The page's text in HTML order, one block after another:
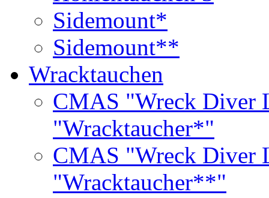
Sidemount*
Sidemount**
Wracktauchen
CMAS "Wreck Diver
"Wracktaucher*"
CMAS "Wreck Diver
"Wracktaucher**"